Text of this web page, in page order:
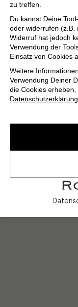
zu treffen.
Du kannst Deine
oder widerrufen (z.B.
Widerruf hat jedoch
Verwendung der
Einsatz von Cookies
Weitere
Verwendung Deiner
die Cookies
Datenschutzerklärung